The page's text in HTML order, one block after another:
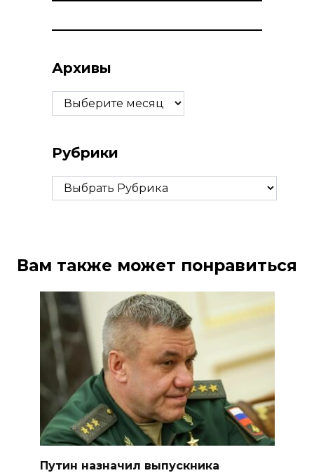
Архивы
Архивы
Рубрики
Рубрики
Вам также может понравиться
Путин назначил выпускника